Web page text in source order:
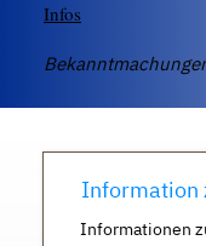
Infos
Information
Informationen